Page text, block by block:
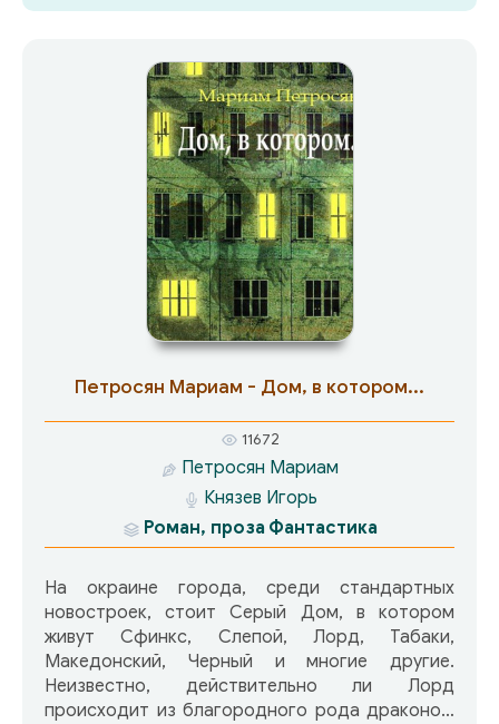
Петросян Мариам - Дом, в котором...
11672
Петросян Мариам
Князев Игорь
Роман, проза Фантастика
На окраине города, среди стандартных
новостроек, стоит Серый Дом, в котором
живут Сфинкс, Слепой, Лорд, Табаки,
Македонский, Черный и многие другие.
Неизвестно, действительно ли Лорд
происходит из благородного рода драконов,